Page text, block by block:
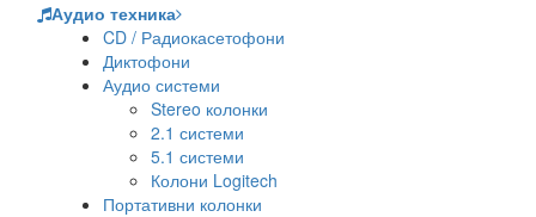
Аудио техника
CD / Радиокасетофони
Диктофони
Аудио системи
Stereo колонки
2.1 системи
5.1 системи
Колони Logitech
Портативни колонки